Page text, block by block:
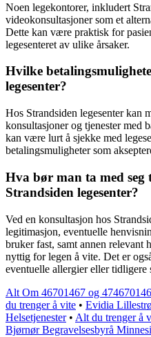
Noen legekontorer, inkludert
videokonsultasjoner som et
Dette kan være praktisk for
legesenteret av ulike årsaker.
Hvilke
legesenter?
Hos Strandsiden legesenter kan
konsultasjoner og tjenester med
kan være lurt å sjekke med
betalingsmuligheter som
Hva bør man ta med seg
Strandsiden legesenter?
Ved en konsultasjon hos
legitimasjon, eventuelle
bruker fast, samt annen relevant
nyttig for legen å vite. Det er
eventuelle allergier eller tidligere
Alt Om 46701467 og
du trenger å vite • Evidia
Helsetjenester• Alt du trenger å
Bjørnør Begravelsesbyrå